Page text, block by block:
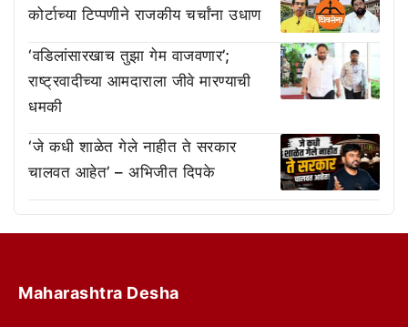
कोर्टाच्या टिप्पणीने राजकीय चर्चांना उधाण
‘वडिलांसारखाच तुझा गेम वाजवणार’;
राष्ट्रवादीच्या आमदाराला जीवे मारण्याची
धमकी
‘जे कधी शाळेत गेले नाहीत ते सरकार
चालवत आहेत’ – अभिजीत दिपके
Maharashtra Desha